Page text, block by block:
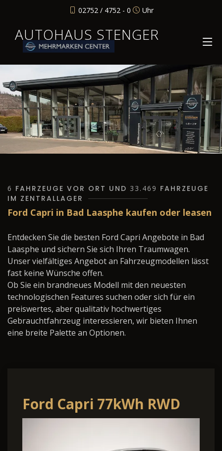
02752 / 4752 - 0 Uhr
AUTOHAUS STENGER
6 FAHRZEUGE VOR ORT UND 33.469 FAHRZEUGE
IM ZENTRALLAGER
Ford Capri in Bad Laasphe kaufen oder leasen
Entdecken Sie die besten Ford Capri Angebote in Bad
Laasphe und sichern Sie sich Ihren Traumwagen.
Unser vielfältiges Angebot an Fahrzeugmodellen lässt
fast keine Wünsche offen.
Ob Sie ein brandneues Modell mit den neuesten
technologischen Features suchen oder sich für ein
preiswertes, aber qualitativ hochwertiges
Gebrauchtfahrzeug interessieren, wir bieten Ihnen
eine breite Palette an Optionen.
Ford Capri 77kWh RWD